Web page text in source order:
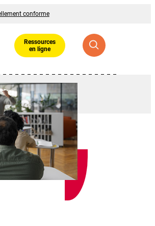
conforme
Ressources
en ligne